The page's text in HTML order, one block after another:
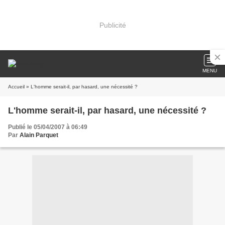
Publicité
MENU
Accueil » L'homme serait-il, par hasard, une nécessité ?
L'homme serait-il, par hasard, une nécessité ?
Publié le 05/04/2007 à 06:49
Par Alain Parquet